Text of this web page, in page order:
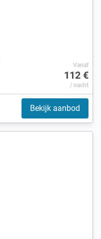
Vanaf
112 €
/ nacht
Bekijk aanbod